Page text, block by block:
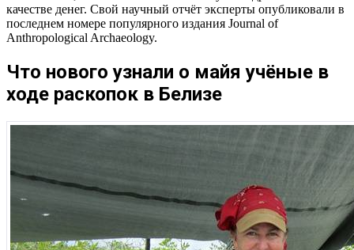
качестве денег. Свой научный отчёт эксперты опубликовали в
последнем номере популярного издания Journal of
Anthropological Archaeology.
Что нового узнали о майя учёные в
ходе раскопок в Белизе